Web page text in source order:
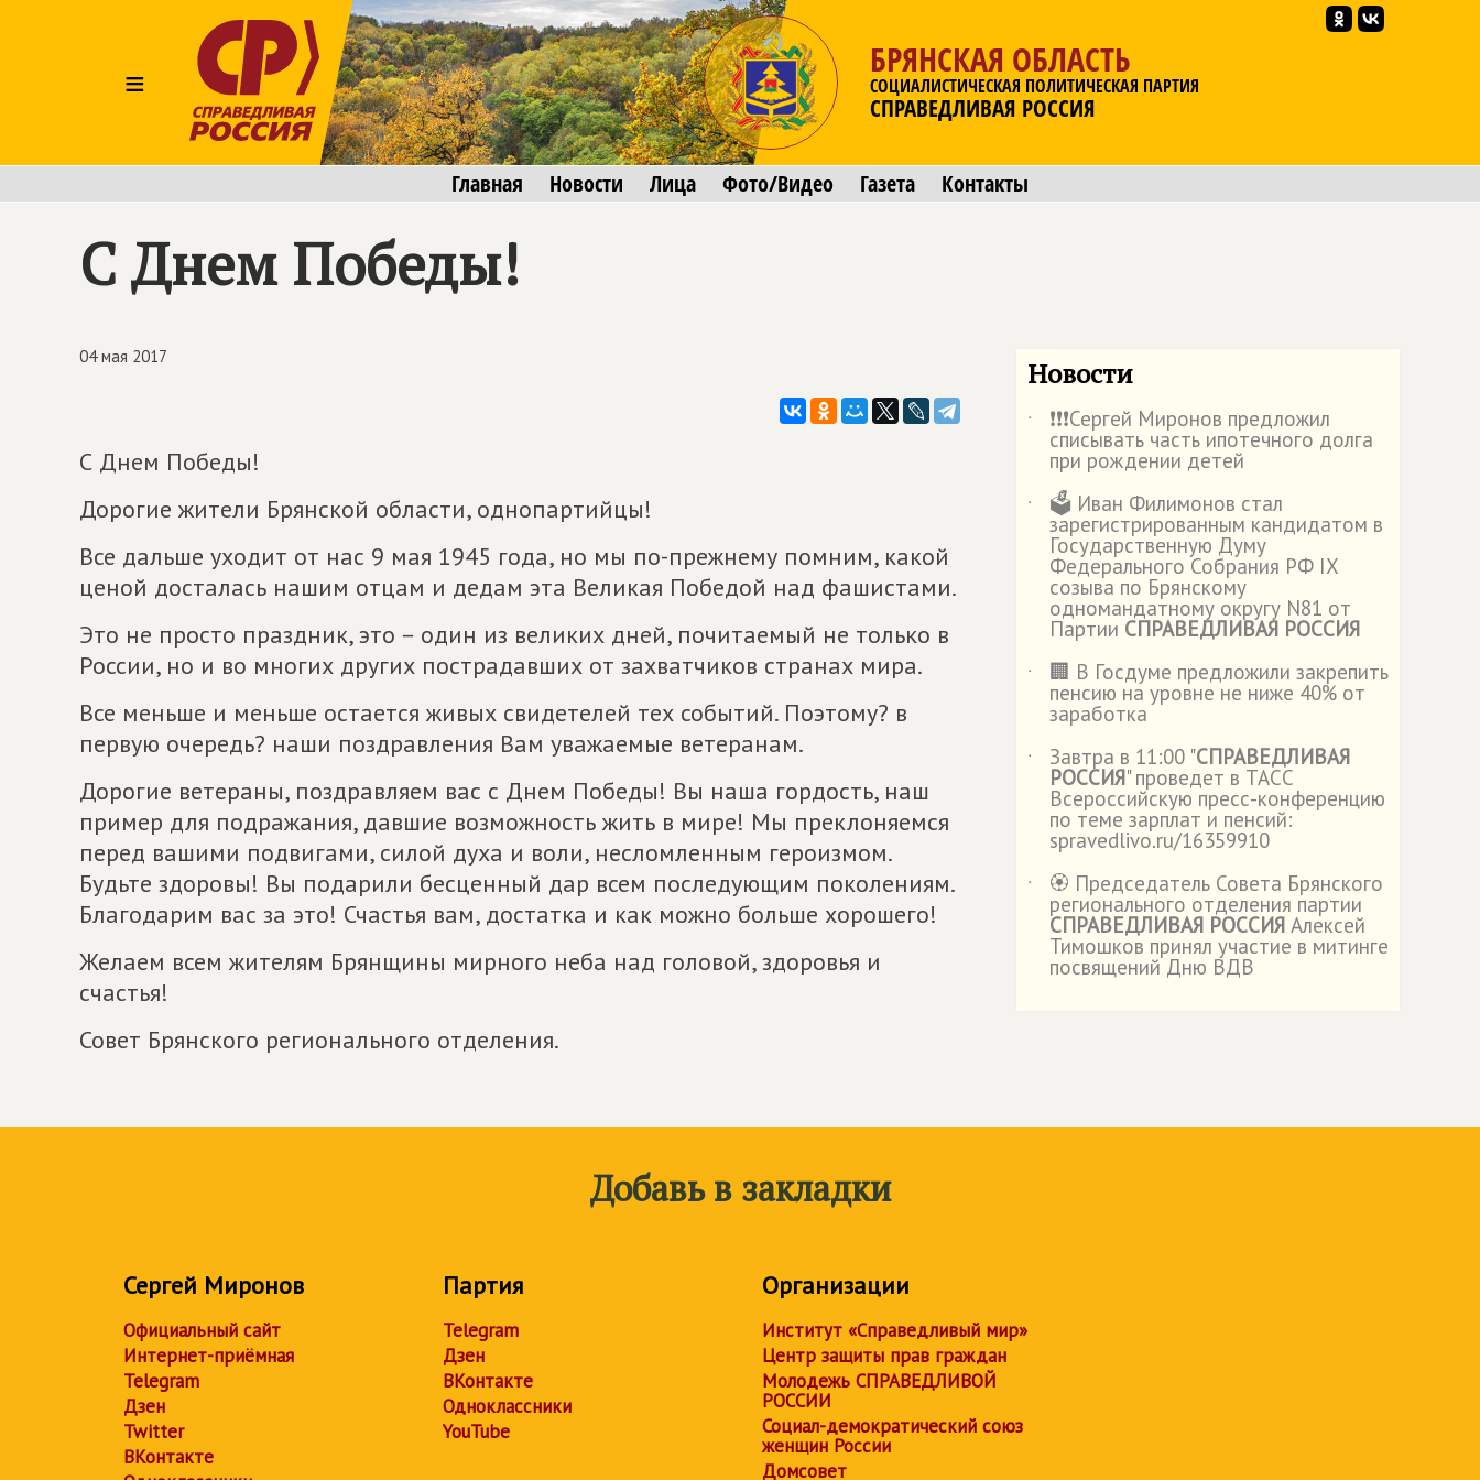
≡
БРЯНСКАЯ ОБЛАСТЬ
СОЦИАЛИСТИЧЕСКАЯ ПОЛИТИЧЕСКАЯ ПАРТИЯ
СПРАВЕДЛИВАЯ РОССИЯ
Главная Новости Лица Фото/Видео Газета Контакты
С Днем Победы!
04 мая 2017
С Днем Победы!
Дорогие жители Брянской области, однопартийцы!
Все дальше уходит от нас 9 мая 1945 года, но мы по-прежнему помним, какой
ценой досталась нашим отцам и дедам эта Великая Победой над фашистами.
Это не просто праздник, это – один из великих дней, почитаемый не только в
России, но и во многих других пострадавших от захватчиков странах мира.
Все меньше и меньше остается живых свидетелей тех событий. Поэтому? в
первую очередь? наши поздравления Вам уважаемые ветеранам.
Дорогие ветераны, поздравляем вас с Днем Победы! Вы наша гордость, наш
пример для подражания, давшие возможность жить в мире! Мы преклоняемся
перед вашими подвигами, силой духа и воли, несломленным героизмом.
Будьте здоровы! Вы подарили бесценный дар всем последующим поколениям.
Благодарим вас за это! Счастья вам, достатка и как можно больше хорошего!
Желаем всем жителям Брянщины мирного неба над головой, здоровья и
счастья!
Совет Брянского регионального отделения.
Новости
˙ ❗️❗️❗️Сергей Миронов предложил
списывать часть ипотечного долга
при рождении детей
˙
🗳️ Иван Филимонов стал
зарегистрированным кандидатом в
Государственную Думу
Федерального Собрания РФ IX
созыва по Брянскому
одномандатному округу N81 от
Партии СПРАВЕДЛИВАЯ РОССИЯ
˙
🏢 В Госдуме предложили закрепить
пенсию на уровне не ниже 40% от
заработка
˙
Завтра в 11:00 "СПРАВЕДЛИВАЯ
РОССИЯ" проведет в ТАСС
Всероссийскую пресс-конференцию
по теме зарплат и пенсий:
spravedlivo.ru/16359910
˙
🏵️ Председатель Совета Брянского
регионального отделения партии
СПРАВЕДЛИВАЯ РОССИЯ Алексей
Тимошков принял участие в митинге
посвящений Дню ВДВ
Добавь в закладки
Сергей Миронов
Официальный сайт
Интернет-приёмная
Telegram
Дзен
Twitter
ВКонтакте
Партия
Telegram
Дзен
ВКонтакте
Одноклассники
YouTube
Организации
Институт «Справедливый мир»
Центр защиты прав граждан
Молодежь СПРАВЕДЛИВОЙ
РОССИИ
Социал-демократический союз
женщин России
Домсовет